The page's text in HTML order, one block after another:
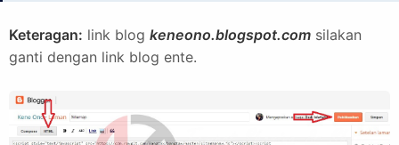
Keteragan: link blog keneono.blogspot.com silakan
ganti dengan link blog ente.